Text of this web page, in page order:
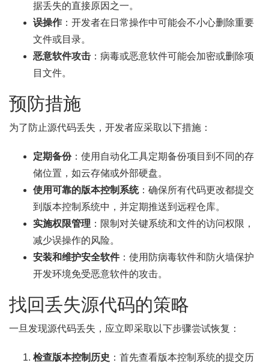
据丢失的直接原因之一。
误操作 ：开发者在日常操作中可能会不小心删除重要
文件或目录。
恶意软件攻击 ：病毒或恶意软件可能会加密或删除项
目文件。
预防措施
为了防止源代码丢失，开发者应采取以下措施：
定期备份：使用自动化工具定期备份项目到不同的存
储位置，如云存储或外部硬盘。
使用可靠的版本控制系统：确保所有代码更改都提交
到版本控制系统中，并定期推送到远程仓库。
实施权限管理 ：限制对关键系统和文件的访问权限，
减少误操作的风险。
安装和维护安全软件：使用防病毒软件和防火墙保护
开发环境免受恶意软件的攻击。
找回丢失源代码的策略
一旦发现源代码丢失，应立即采取以下步骤尝试恢复：
检查版本控制历史 ：首先查看版本控制系统的提交历